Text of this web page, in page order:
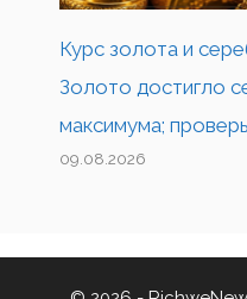
Курс золота и
Золото достигло
максимума;
09.08.2026